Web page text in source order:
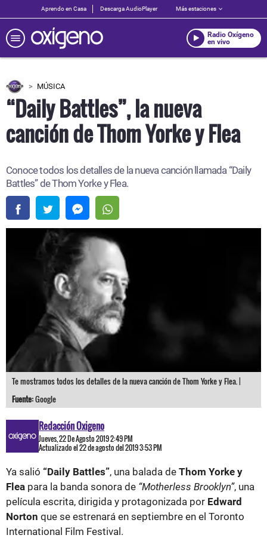
Aprendo en Casa Descarga AudioPlayer Más estaciones
Radio Oxígeno
en vivo
MÚSICA
“Daily Battles”, la nueva
canción de Thom Yorke y Flea
Conoce todos los detalles de la nueva canción llamada “Daily
Battles” de Thom Yorke y Flea.
Te mostramos todos los detalles de la nueva canción de Thom Yorke y Flea. |
Fuente:Google
Redacción Oxigeno
Jueves, 22 De Agosto 2019 2:49 PM
Actualizado el 22 de agosto del 2019 3:53 PM
Ya salió “Daily Battles”, una balada de Thom Yorke y
Flea para la banda sonora de “Motherless Brooklyn”, una
película escrita, dirigida y protagonizada por Edward
Norton que se estrenará en septiembre en el Toronto
International Film Festival.